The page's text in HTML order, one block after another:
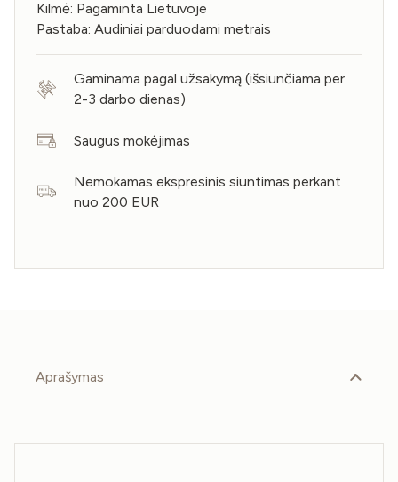
Kilmė: Pagaminta Lietuvoje
Pastaba: Audiniai parduodami metrais
Gaminama pagal užsakymą (išsiunčiama per
2-3 darbo dienas)
Saugus mokėjimas
Nemokamas ekspresinis siuntimas perkant
nuo 200 EUR
Aprašymas